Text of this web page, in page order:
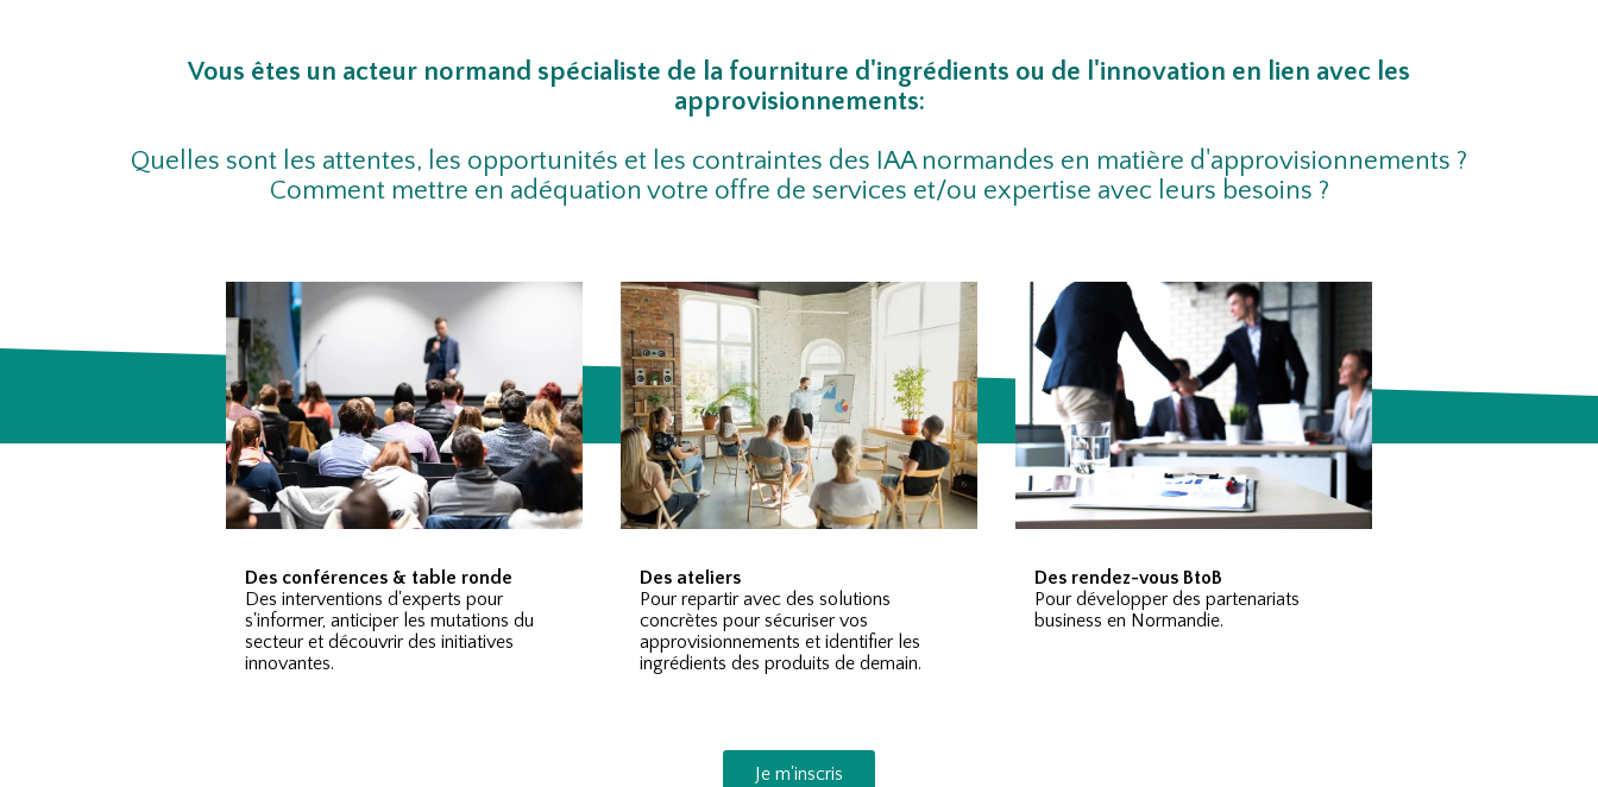
Vous êtes un acteur normand spécialiste de la fourniture d'ingrédients ou de l'innovation en lien avec les
approvisionnements:​
Quelles sont les attentes, les opportunités et les contraintes des IAA normandes en matière d'approvisionnements ?
Comment mettre en adéquation votre offre de services et/ou expertise avec leurs besoins ?
Des conférences & table ronde
Des interventions d'experts pour
s'informer, anticiper les mutations du
secteur et découvrir des initiatives
innovantes.
Des ateliers
Pour repartir avec des solutions
concrètes pour sécuriser vos
approvisionnements et identifier les
ingrédients des produits de demain.
Des rendez-vous BtoB
Pour développer des partenariats
business en Normandie.
Je m'inscris